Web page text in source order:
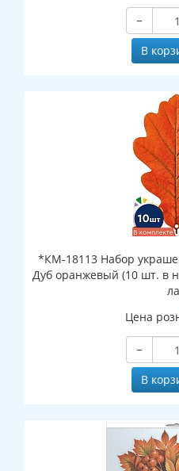
−
В
*КМ-18113 Набор
Дуб оранжевый (10 шт. в
Цена
−
В